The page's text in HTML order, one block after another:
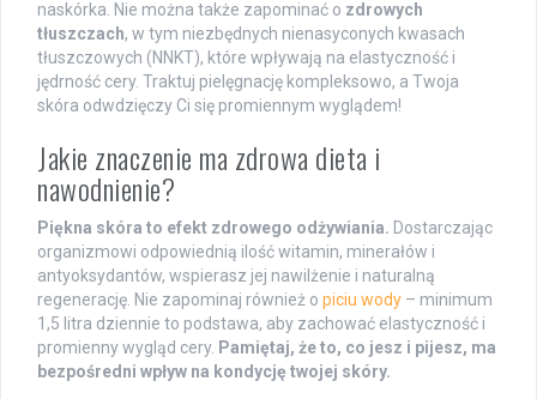
naskórka. Nie można także zapominać o zdrowych
tłuszczach, w tym niezbędnych nienasyconych kwasach
tłuszczowych (NNKT), które wpływają na elastyczność i
jędrność cery. Traktuj pielęgnację kompleksowo, a Twoja
skóra odwdzięczy Ci się promiennym wyglądem!
Jakie znaczenie ma zdrowa dieta i
nawodnienie?
Piękna skóra to efekt zdrowego odżywiania. Dostarczając
organizmowi odpowiednią ilość witamin, minerałów i
antyoksydantów, wspierasz jej nawilżenie i naturalną
regenerację. Nie zapominaj również o piciu wody – minimum
1,5 litra dziennie to podstawa, aby zachować elastyczność i
promienny wygląd cery. Pamiętaj, że to, co jesz i pijesz, ma
bezpośredni wpływ na kondycję twojej skóry.